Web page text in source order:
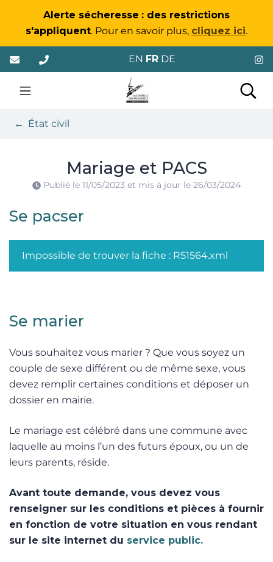
Alerte sécheresse : des restrictions
s'appliquent. Pour en savoir plus, cliquez ici.
Aller
au
contenu
EN FR DE
La Chapelle-des-
État civil
Mariage et PACS
Publié le 11/05/2023 et mis à jour le 26/03/2024
Se pacser
Impossible de trouver la fiche : R51564.xml
Se marier
Vous souhaitez vous marier ? Que vous soyez un
couple de sexe différent ou de même sexe, vous
devez remplir certaines conditions et déposer un
dossier en mairie.
Le mariage est célébré dans une commune avec
laquelle au moins l’un des futurs époux, ou un de
leurs parents, réside.
Avant toute demande, vous devez vous
renseigner sur les conditions et pièces à fournir
en fonction de votre situation en vous rendant
sur le site internet du service public.